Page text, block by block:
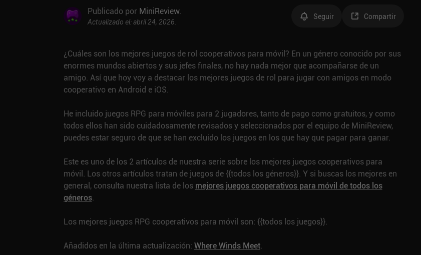
Publicado por MiniReview.
Actualizado el: abril 24, 2026.
Seguir Compartir
¿Cuáles son los mejores juegos de rol cooperativos para móvil? En un género conocido por sus
enormes mundos abiertos y sus jefes finales, no hay nada mejor que acompañarse de un
amigo. Así que hoy voy a destacar los mejores juegos de rol para jugar con amigos en modo
cooperativo en Android e iOS.
He incluido juegos RPG para móviles para 2 jugadores, tanto de pago como gratuitos, y como
todos ellos han sido cuidadosamente revisados y seleccionados por el equipo de MiniReview,
puedes estar seguro de que se han excluido los juegos en los que hay que pagar para ganar.
Este es uno de los 2 artículos de nuestra serie sobre los mejores juegos cooperativos para
móvil. Los otros artículos tratan de juegos de {{todos los géneros}}. Y si buscas los mejores en
general, consulta nuestra lista de los mejores juegos cooperativos para móvil de todos los
géneros.
Los mejores juegos RPG cooperativos para móvil son: {{todos los juegos}}.
Añadidos en la última actualización: Where Winds Meet.